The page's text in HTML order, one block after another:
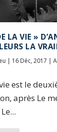
LA VIE »
LA
| 16 Déc, 2017 |
est le
après Le